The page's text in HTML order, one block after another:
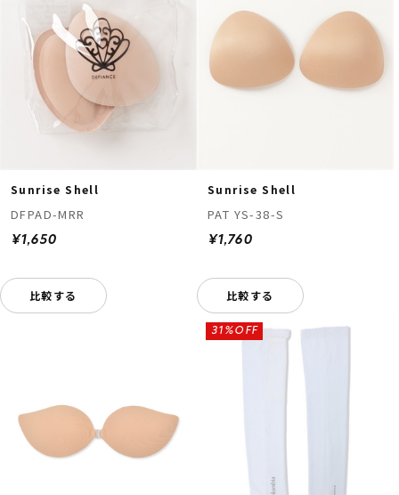
Sunrise Shell
DFPAD-MRR
¥1,650
比較する
Sunrise Shell
PAT YS-38-S
¥1,760
比較する
31%OFF